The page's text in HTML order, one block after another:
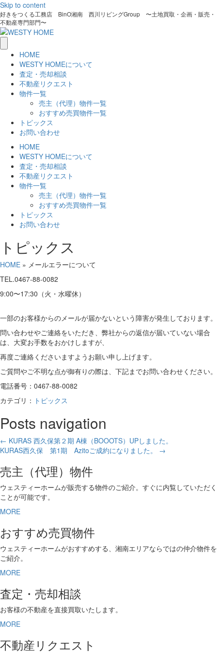
Skip to content
好きをつくる工務店 BinO湘南 西川リビングGroup 〜土地買取・企画・販売・
不動産専門部門〜
HOME
WESTY HOMEについて
査定・売却相談
不動産リクエスト
物件一覧
売主（代理）物件一覧
おすすめ売買物件一覧
トピックス
お問い合わせ
HOME
WESTY HOMEについて
査定・売却相談
不動産リクエスト
物件一覧
売主（代理）物件一覧
おすすめ売買物件一覧
トピックス
お問い合わせ
トピックス
HOME » メールエラーについて
TEL.0467-88-0082
9:00〜17:30（火・水曜休）
一部のお客様からのメールが届かないという障害が発生しております。
問い合わせやご連絡をいただき、弊社からの返信が届いていない場合
は、大変お手数をおかけしますが、
再度ご連絡くださいますようお願い申し上げます。
ご質問やご不明な点が御有りの際は、下記までお問い合わせください。
電話番号：0467-88-0082
カテゴリ： トピックス
Posts navigation
← KURAS 西久保第２期 A棟（BOOOTS）UPしました。
KURAS西久保 第1期 Azitoご成約になりました。 →
売主（代理）物件
ウェスティーホームが販売する物件のご紹介。すぐに内覧していただく
ことが可能です。
MORE
おすすめ売買物件
ウェスティーホームがおすすめする、湘南エリアならではの仲介物件を
ご紹介。
MORE
査定・売却相談
お客様の不動産を直接買取いたします。
MORE
不動産リクエスト